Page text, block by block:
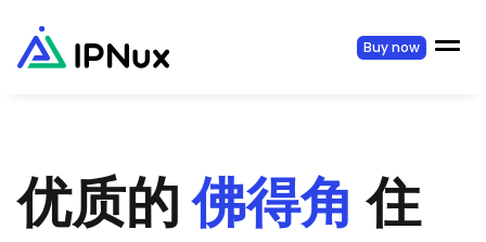
Buy now
优质的佛得角 住